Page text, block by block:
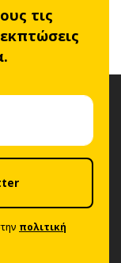
τις
πολιτική